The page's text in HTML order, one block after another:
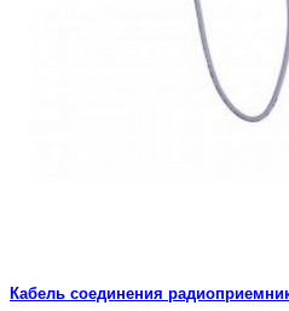
Кабель соединения